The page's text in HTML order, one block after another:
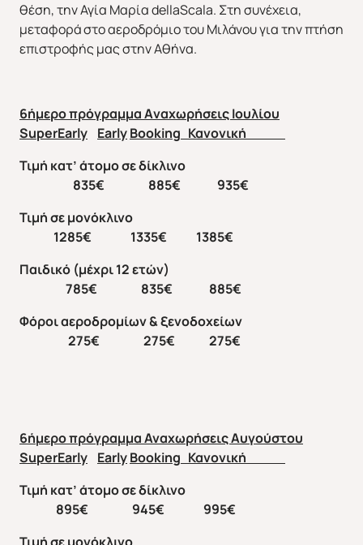
ΑΣΙΑ ΑΦΡΙΚΗ
θέση, την Αγία Μαρία dellaScala. Στη συνέχεια,
μεταφορά στο αεροδρόμιο του Μιλάνου για την πτήση
επιστροφής μας στην Αθήνα.
6ήμερο πρόγραμμαAναχωρήσεις Ιουλίου
SuperEarly EarlyBooking Κανονική
Τιμή κατ’ άτομο σε δίκλινο
835€ 885€ 935€
Τιμή σε μονόκλινο
1285€ 1335€ 1385€
Παιδικό (μέχρι 12 ετών)
785€ 835€ 885€
Φόροι αεροδρομίων & ξενοδοχείων
275€ 275€ 275€
6ήμερο πρόγραμμα Αναχωρήσεις Αυγούστου
SuperEarly EarlyBooking Κανονική
Τιμή κατ’ άτομο σε δίκλινο
895€ 945€ 995€